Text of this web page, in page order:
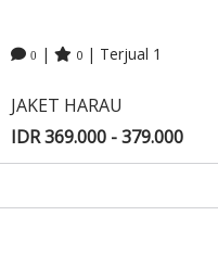
0 | 0 | Terjual 1
JAKET HARAU
IDR 369.000 - 379.000